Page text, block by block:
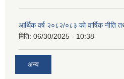
आर्थिक वर्ष २०८२/०८३ को वार्षिक नीति
मिति: 06/30/2025 - 10:38
अन्य